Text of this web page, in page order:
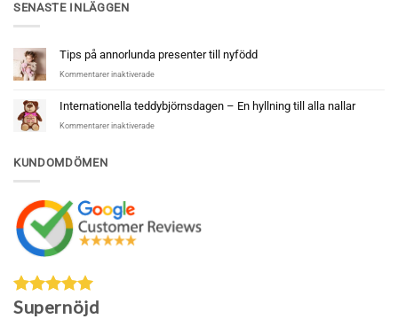
SENASTE INLÄGGEN
Tips på annorlunda presenter till nyfödd
Kommentarer inaktiveradeför
på
annorlunda
presenter
Internationella teddybjörnsdagen – En hyllning till alla nallar
Kommentarer inaktiveradeför
nallar
KUNDOMDÖMEN
Supernöjd